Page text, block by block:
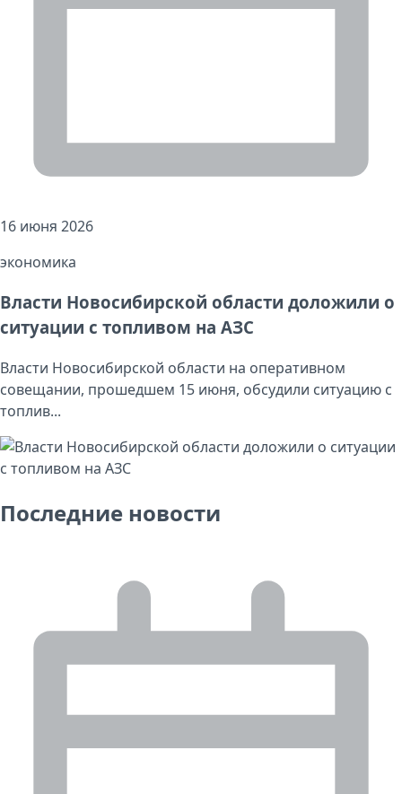
16 июня 2026
экономика
Власти Новосибирской области доложили о
ситуации с топливом на АЗС
Власти Новосибирской области на оперативном
совещании, прошедшем 15 июня, обсудили ситуацию с
топлив...
Последние новости